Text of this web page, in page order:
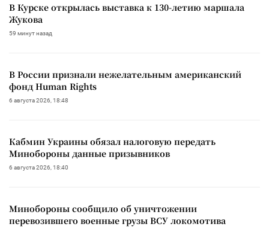
В Курске открылась выставка к 130-летию маршала
Жукова
59 минут назад
В России признали нежелательным американский
фонд Human Rights
6 августа 2026, 18:48
Кабмин Украины обязал налоговую передать
Минобороны данные призывников
6 августа 2026, 18:40
Минобороны сообщило об уничтожении
перевозившего военные грузы ВСУ локомотива